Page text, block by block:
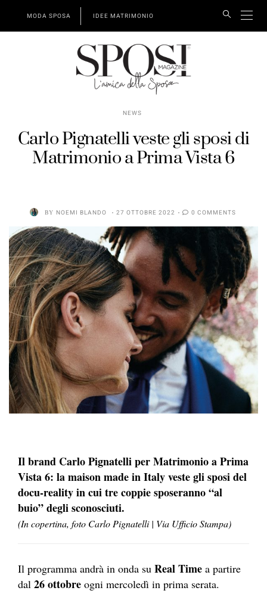
MODA SPOSA IDEE MATRIMONIO
NEWS
Carlo Pignatelli veste gli sposi di
Matrimonio a Prima Vista 6
BY NOEMI BLANDO 27 OTTOBRE 2022 0 COMMENTS
Il brand Carlo Pignatelli per Matrimonio a Prima
Vista 6: la maison made in Italy veste gli sposi del
docu-reality in cui tre coppie sposeranno “al
buio” degli sconosciuti.
(In copertina, foto Carlo Pignatelli | Via Ufficio Stampa)
Il programma andrà in onda su Real Time a partire
dal 26 ottobre ogni mercoledì in prima serata.